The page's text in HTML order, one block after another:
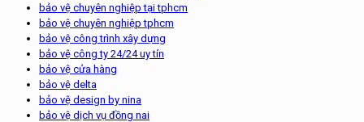
bảo vệ chuyên nghiệp tại tphcm
bảo vệ chuyên nghiệp tphcm
bảo vệ công trình xây dựng
bảo vệ công ty 24/24 uy tín
bảo vệ cửa hàng
bảo vệ delta
bảo vệ design by nina
bảo vệ dịch vụ đồng nai